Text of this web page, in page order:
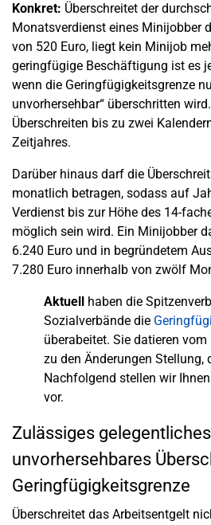
Konkret: Überschreitet der
Monatsverdienst eines Minijobber
von 520 Euro, liegt kein Minijob
geringfügige Beschäftigung ist es
wenn die Geringfügigkeitsgrenze
unvorhersehbar“ überschritten
Überschreiten bis zu zwei
Zeitjahres.
Darüber hinaus darf die
monatlich betragen, sodass auf
Verdienst bis zur Höhe des 14-
möglich sein wird. Ein Minijobber
6.240 Euro und in begründetem
7.280 Euro innerhalb von zwölf
Aktuell haben die
Sozialverbände die
überabeitet. Sie datieren
zu den Änderungen Stellung,
Nachfolgend stellen wir
vor.
Zulässiges gelegentliches
unvorhersehbares
Geringfügigkeitsgrenze
Überschreitet das Arbeitsentgelt